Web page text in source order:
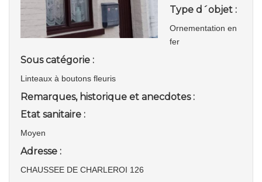
Type d´objet :
Ornementation en
fer
Sous catégorie :
Linteaux à boutons fleuris
Remarques, historique et anecdotes :
Etat sanitaire :
Moyen
Adresse :
CHAUSSEE DE CHARLEROI 126